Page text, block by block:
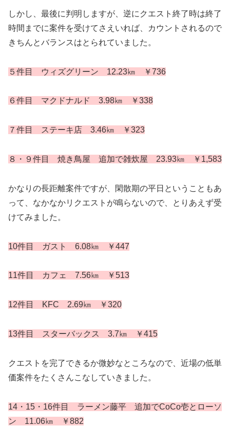
しかし、最後に判明しますが、逆にクエスト終了時は終了
時間までに案件を受けてさえいれば、カウントされるので
きちんとバランスはとられていました。
５件目 ウィズグリーン 12.23㎞ ￥736
６件目 マクドナルド 3.98㎞ ￥338
７件目 ステーキ店 3.46㎞ ￥323
８・９件目 焼き鳥屋 追加で雑炊屋 23.93㎞ ￥1,583
かなりの長距離案件ですが、閑散期の平日ということもあ
って、なかなかリクエストが鳴らないので、とりあえず受
けてみました。
10件目 ガスト 6.08㎞ ￥447
11件目 カフェ 7.56㎞ ￥513
12件目 KFC 2.69㎞ ￥320
13件目 スターバックス 3.7㎞ ￥415
クエストを完了できるか微妙なところなので、近場の低単
価案件をたくさんこなしていきました。
14・15・16件目 ラーメン藤平 追加でCoCo壱とローソ
ン 11.06㎞ ￥882